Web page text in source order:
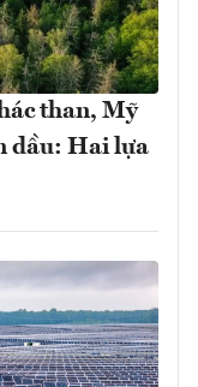
than, Mỹ
dầu: Hai lựa